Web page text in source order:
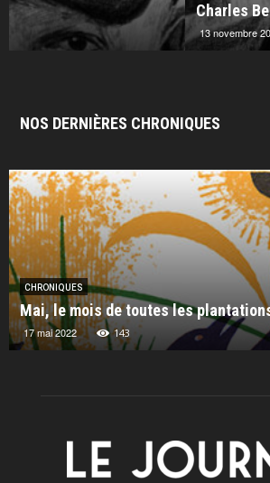
Charles Berberian
13 novembre 2023 268
NOS DERNIÈRES CHRONIQUES
CHRONIQUES
Mai, le mois de toutes les
17 mai 2022 143